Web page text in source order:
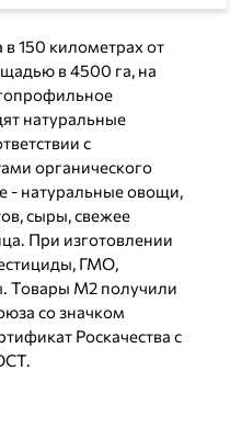
150 километрах от
в 4500 га, на
натуральные
с
органического
- натуральные овощи,
сыры, свежее
При изготовлении
ГМО,
Товары М2 получили
со значком
Роскачества с